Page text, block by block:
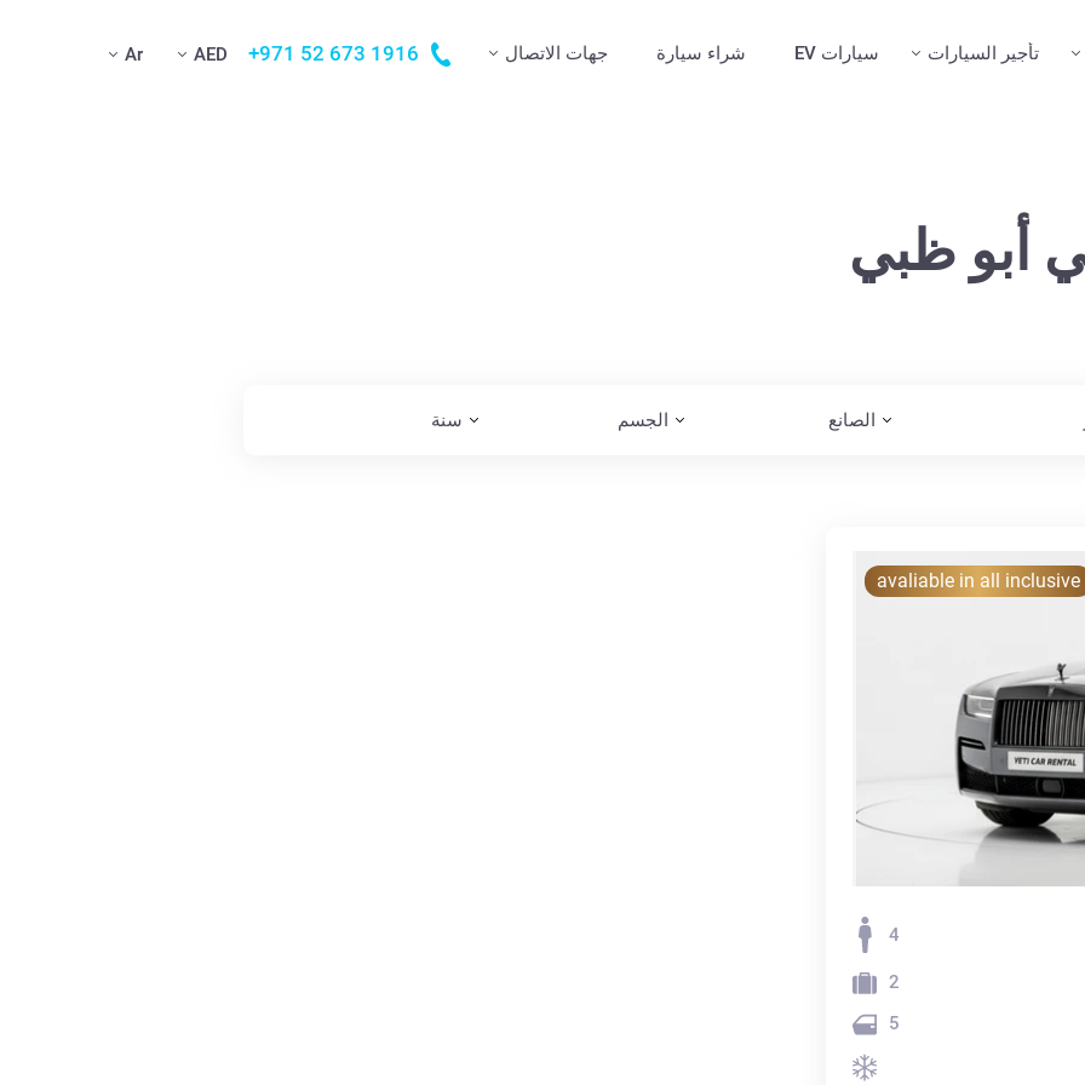
تأجير السيارات سيارات EV شراء سيارة جهات الاتصال +971 52 673 1916
AED
Ar
الصانع الجسم سنة
avaliable in all inclusive
4
2
5